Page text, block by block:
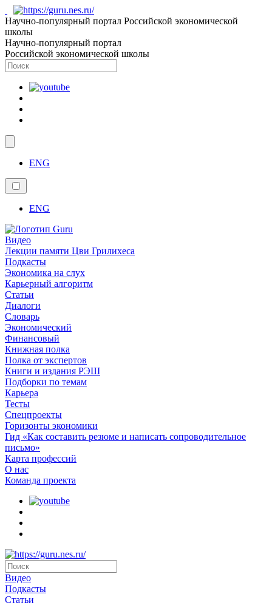
Научно-популярный портал Российской экономической
школы
Научно-популярный портал
Российской экономической школы
ENG
ENG
Видео
Лекции памяти Цви Грилихеса
Подкасты
Экономика на слух
Карьерный алгоритм
Статьи
Диалоги
Словарь
Экономический
Финансовый
Книжная полка
Полка от экспертов
Книги и издания РЭШ
Подборки по темам
Карьера
Тесты
Спецпроекты
Горизонты экономики
Гид «Как составить резюме и написать сопроводительное
письмо»
Карта профессий
О наc
Команда проекта
Видео
Подкасты
Статьи